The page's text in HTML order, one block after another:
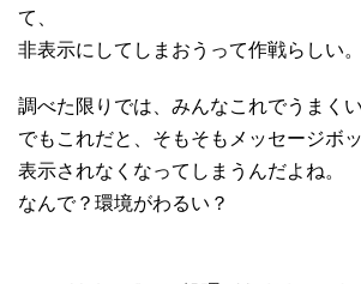
て、
非表示にしてしまおうって作戦らしい。
調べた限りでは、みんなこれでうまく
でもこれだと、そもそもメッセージボ
表示されなくなってしまうんだよね。
なんで？環境がわるい？